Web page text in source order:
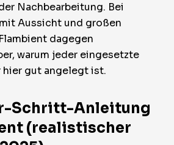
Nachbearbeitung. Bei
Aussicht und großen
dagegen
warum jeder eingesetzte
hier gut angelegt ist.
Schritt-Anleitung
(realistischer